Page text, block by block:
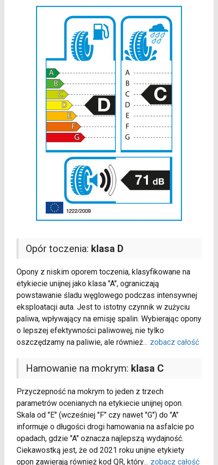
Opór toczenia: klasa D
Opony z niskim oporem toczenia, klasyfikowane na
etykiecie unijnej jako klasa "A", ograniczają
powstawanie śladu węglowego podczas intensywnej
eksploatacji auta. Jest to istotny czynnik w zużyciu
paliwa, wpływający na emisję spalin. Wybierając opony
o lepszej efektywności paliwowej, nie tylko
oszczędzamy na paliwie, ale również... zobacz całość
Hamowanie na mokrym: klasa C
Przyczepność na mokrym to jeden z trzech
parametrów ocenianych na etykiecie unijnej opon.
Skala od "E" (wcześniej "F" czy nawet "G") do "A"
informuje o długości drogi hamowania na asfalcie po
opadach, gdzie "A" oznacza najlepszą wydajność.
Ciekawostką jest, że od 2021 roku unijne etykiety
opon zawierają również kod QR, który... zobacz całość